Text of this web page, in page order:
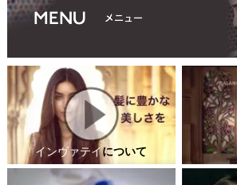
インヴァテイについて